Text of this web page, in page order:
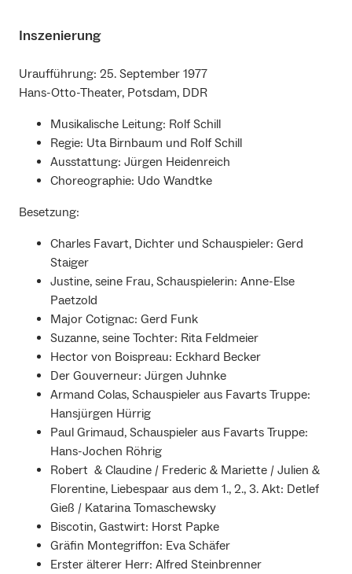
Inszenierung
Uraufführung: 25. September 1977
Hans-Otto-Theater, Potsdam, DDR
Musikalische Leitung: Rolf Schill
Regie: Uta Birnbaum und Rolf Schill
Ausstattung: Jürgen Heidenreich
Choreographie: Udo Wandtke
Besetzung:
Charles Favart, Dichter und Schauspieler: Gerd
Staiger
Justine, seine Frau, Schauspielerin: Anne-Else
Paetzold
Major Cotignac: Gerd Funk
Suzanne, seine Tochter: Rita Feldmeier
Hector von Boispreau: Eckhard Becker
Der Gouverneur: Jürgen Juhnke
Armand Colas, Schauspieler aus Favarts Truppe:
Hansjürgen Hürrig
Paul Grimaud, Schauspieler aus Favarts Truppe:
Hans-Jochen Röhrig
Robert & Claudine / Frederic & Mariette / Julien &
Florentine, Liebespaar aus dem 1., 2., 3. Akt: Detlef
Gieß / Katarina Tomaschewsky
Biscotin, Gastwirt: Horst Papke
Gräfin Montegriffon: Eva Schäfer
Erster älterer Herr: Alfred Steinbrenner